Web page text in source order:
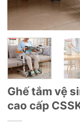
Ghế tắm vệ
cao cấp